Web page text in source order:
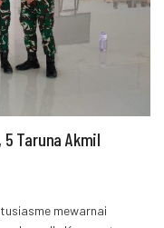
Taruna Akmil
mewarnai